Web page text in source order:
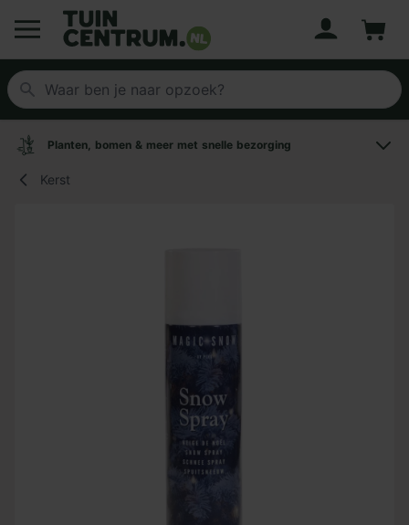
Logo Tuincentrum.nl
Planten, bomen & meer met snelle bezorging
Kerst